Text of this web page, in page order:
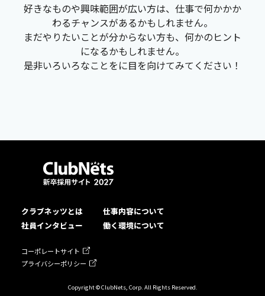
好きなものや興味範囲が広い方は、仕事で何かかか
わるチャンスがあるかもしれません。
まだやりたいことが分からない方も、何かのヒント
になるかもしれません。
是非いろいろなことをに目を向けてみてください！
クラブネッツとは
仕事内容について
社員インタビュー
働く環境について
コーポレートサイト
プライバシーポリシー
Copyright © ClubNets, Corp. All Rights Reserved.